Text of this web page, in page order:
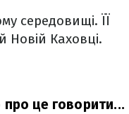
середовищі. ЇЇ
Новій Каховці.
про це говорити...